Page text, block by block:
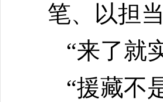
笔、以担
“来了就
“援藏不